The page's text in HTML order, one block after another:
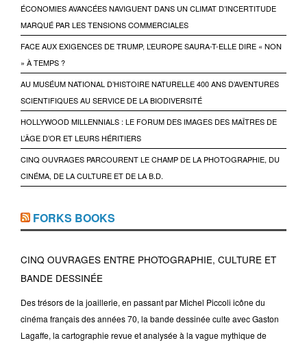
ÉCONOMIES AVANCÉES NAVIGUENT DANS UN CLIMAT D’INCERTITUDE
MARQUÉ PAR LES TENSIONS COMMERCIALES
FACE AUX EXIGENCES DE TRUMP, L’EUROPE SAURA-T-ELLE DIRE « NON
» À TEMPS ?
AU MUSÉUM NATIONAL D’HISTOIRE NATURELLE 400 ANS D’AVENTURES
SCIENTIFIQUES AU SERVICE DE LA BIODIVERSITÉ
HOLLYWOOD MILLENNIALS : LE FORUM DES IMAGES DES MAÎTRES DE
L’ÂGE D’OR ET LEURS HÉRITIERS
CINQ OUVRAGES PARCOURENT LE CHAMP DE LA PHOTOGRAPHIE, DU
CINÉMA, DE LA CULTURE ET DE LA B.D.
FORKS BOOKS
CINQ OUVRAGES ENTRE PHOTOGRAPHIE, CULTURE ET
BANDE DESSINÉE
Des trésors de la joaillerie, en passant par Michel Piccoli icône du
cinéma français des années 70, la bande dessinée culte avec Gaston
Lagaffe, la cartographie revue et analysée à la vague mythique de